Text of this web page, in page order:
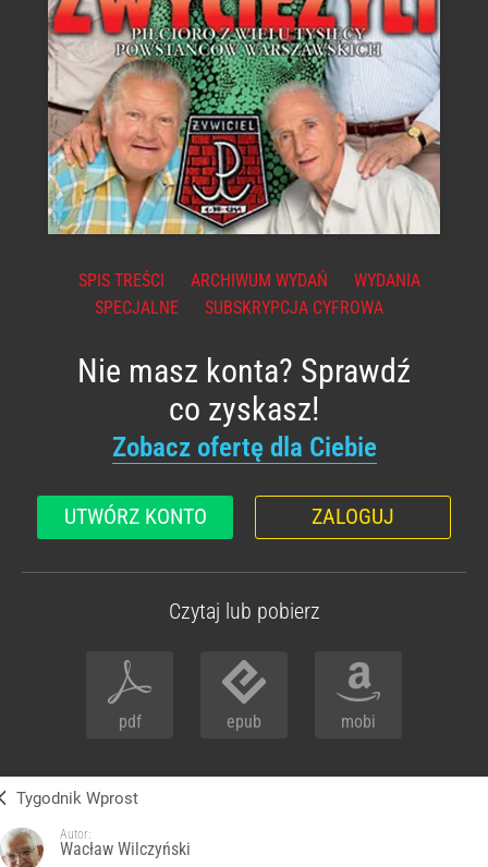
SPIS TREŚCI ARCHIWUM WYDAŃ
WYDANIA
SPECJALNE
SUBSKRYPCJA CYFROWA
Nie masz konta? Sprawdź
co zyskasz!
Zobacz ofertę dla Ciebie
UTWÓRZ KONTO ZALOGUJ
Czytaj lub pobierz
pdf epub mobi
Tygodnik Wprost
Autor:
Wacław Wilczyński